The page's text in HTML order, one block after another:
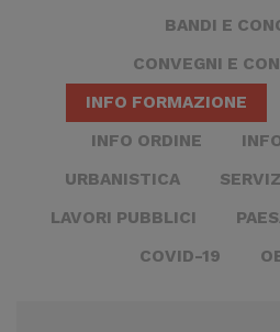
BANDI E
CONVEGNI E
INFO FORMAZIONE
INFO ORDINE
URBANISTICA
LAVORI PUBBLICI
COVID-19